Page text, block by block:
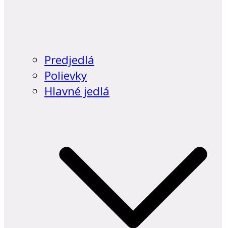
Predjedlá
Polievky
Hlavné jedlá